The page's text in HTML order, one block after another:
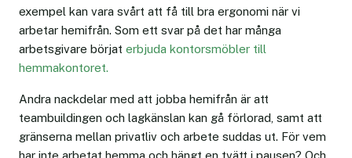
exempel kan vara svårt att få till bra ergonomi när vi
arbetar hemifrån. Som ett svar på det har många
arbetsgivare börjat erbjuda kontorsmöbler till
hemmakontoret.
Andra nackdelar med att jobba hemifrån är att
teambuildingen och lagkänslan kan gå förlorad, samt att
gränserna mellan privatliv och arbete suddas ut. För vem
har inte arbetat hemma och hängt en tvätt i pausen? Och